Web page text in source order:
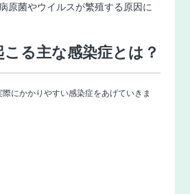
原菌やウイルスが繁殖する原因に
る主な感染症とは？
にかかりやすい感染症をあげていきま